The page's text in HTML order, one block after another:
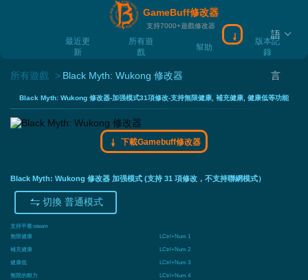
GameBuff修改器
支持7000+遊戲修改器
最近更
新
所有遊
戲
幫助
版本記
錄
下載Gamebuff
語
言
所有遊戲 Black Myth: Wukong 修改器
Black Myth: Wukong 修改器-加强模式31項修改-支持無限健康, 補充健康, 健康低等功能
下載Gamebuff修改器
Black Myth: Wukong 修改器 加强模式 (支持 31 項修改，不支持聯網模式）
切換 普通模式
支持平臺:steam
無限健康
LCtrl+Num 1
補充健康
LCtrl+Num 2
健康低
LCtrl+Num 3
無限的耐力
LCtrl+Num 4